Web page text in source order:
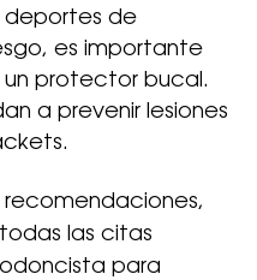
deportes de
es importante
protector bucal.
a prevenir lesiones
las citas
para